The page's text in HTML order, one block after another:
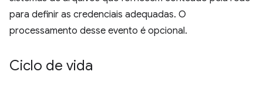
para definir as credenciais adequadas. O
processamento desse evento é opcional.
Ciclo de vida